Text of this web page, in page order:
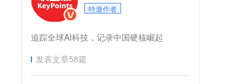
特邀作者
追踪全球AI科技，记录中国硬核崛起
发表文章58篇